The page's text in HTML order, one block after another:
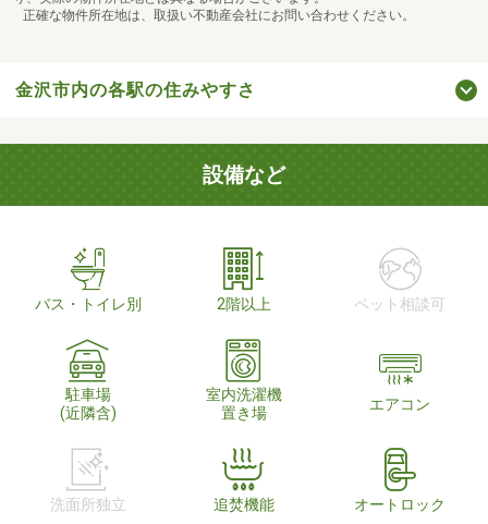
正確な物件所在地は、取扱い不動産会社にお問い合わせください。
金沢市内の各駅の住みやすさ
設備など
バス・トイレ別 2階以上 ペット相談可
駐車場
(近隣含)
室内洗濯機
置き場
エアコン
洗面所独立 追焚機能 オートロック